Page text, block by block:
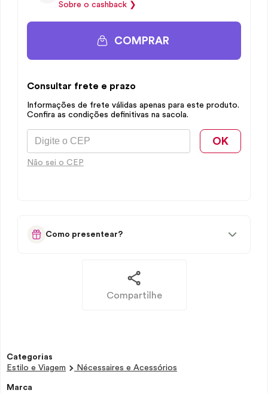
Sobre o cashback ❯
COMPRAR
Consultar frete e prazo
Informações de frete válidas apenas para este produto.
Confira as condições definitivas na sacola.
OK
Não sei o CEP
Como presentear?
Compartilhe
Categorias
Estilo e Viagem
Nécessaires e Acessórios
Marca